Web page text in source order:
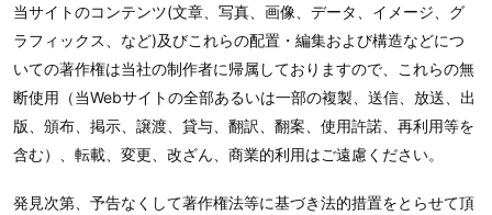
当サイトのコンテンツ(文章、写真、画像、データ、イメージ、グ
ラフィックス、など)及びこれらの配置・編集および構造などにつ
いての著作権は当社の制作者に帰属しておりますので、これらの無
断使用（当Webサイトの全部あるいは一部の複製、送信、放送、出
版、頒布、掲示、譲渡、貸与、翻訳、翻案、使用許諾、再利用等を
含む）、転載、変更、改ざん、商業的利用はご遠慮ください。
発見次第、予告なくして著作権法等に基づき法的措置をとらせて頂